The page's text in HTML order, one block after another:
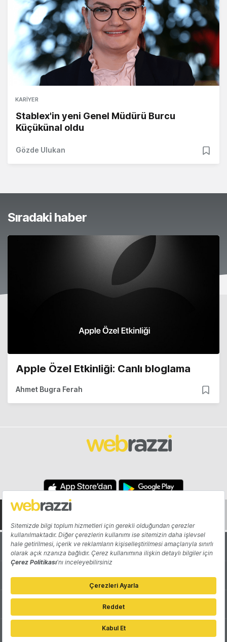
KARIYER
Stablex'in yeni Genel Müdürü Burcu
Küçükünal oldu
Gözde Ulukan
Sıradaki haber
Apple Özel Etkinliği: Canlı bloglama
Ahmet Bugra Ferah
Hakkında Yazarlar
Katkıda Bulun Reklam